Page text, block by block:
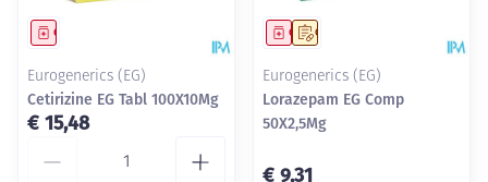
Geneesmiddel
Eurogenerics (EG)
Cetirizine EG Tabl 100X10Mg
€ 15,48
Op voorschrift
Geneesmiddel
Eurogenerics (EG)
Lorazepam EG Comp
50X2,5Mg
€ 9,31